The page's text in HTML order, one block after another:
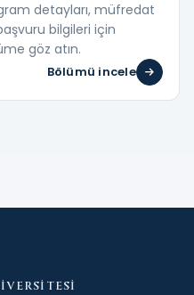
detayları, müfredat
bilgileri için
göz atın.
Bölümü incele